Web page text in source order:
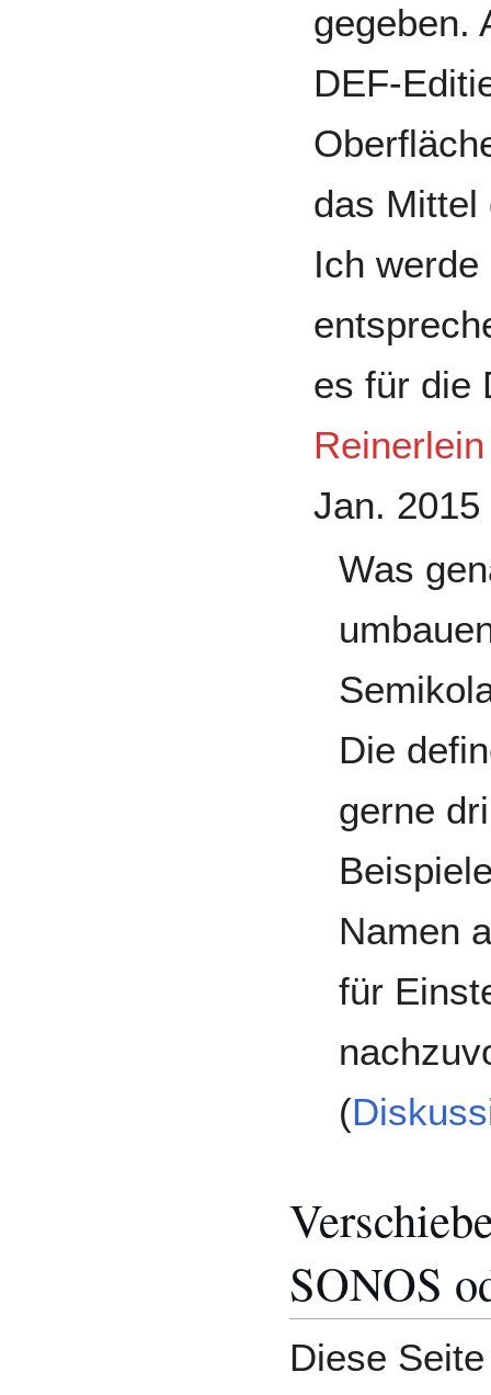
gegeben.
DEF-
das Mittel
Ich
es für die
Reinerlein
Jan. 2015
Was
Die
gerne
Namen
für
(
SONOS
Diese